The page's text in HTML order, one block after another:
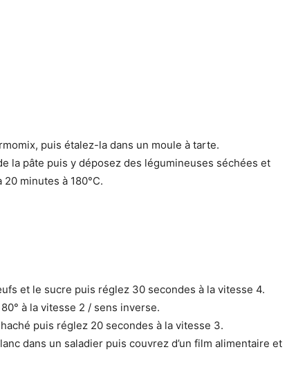
puis étalez-la dans un moule à tarte.
la pâte puis y déposez des légumineuses séchées et
minutes à 180°C.
et le sucre puis réglez 30 secondes à la vitesse 4.
à la vitesse 2 / sens inverse.
puis réglez 20 secondes à la vitesse 3.
dans un saladier puis couvrez d’un film alimentaire et